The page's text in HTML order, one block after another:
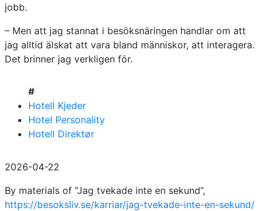
jobb.
– Men att jag stannat i besöksnäringen handlar om att
jag alltid älskat att vara bland människor, att interagera.
Det brinner jag verkligen för.
#
Hotell Kjeder
Hotel Personality
Hotell Direktør
2026-04-22
By materials of ”Jag tvekade inte en sekund”,
https://besoksliv.se/karriar/jag-tvekade-inte-en-sekund/